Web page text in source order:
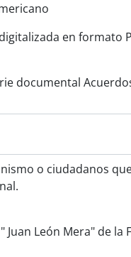
en formato
documental
o ciudadanos
Juan León Mera" de la